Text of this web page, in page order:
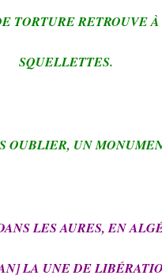
TORTURE RETROUVE
SQUELLETTES.
OUBLIER, UN
LES AURES, EN
LA UNE DE